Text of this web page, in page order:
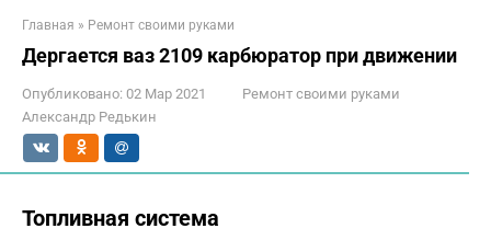
Главная » Ремонт своими руками
Дергается ваз 2109 карбюратор при движении
Опубликовано: 02 Мар 2021
Ремонт своими руками
Александр Редькин
Топливная система